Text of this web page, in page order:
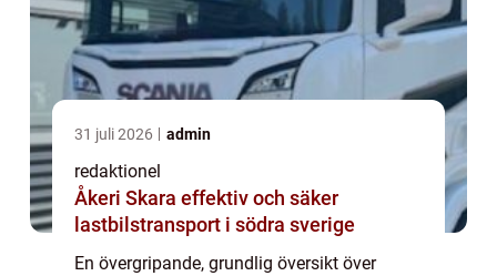
31 juli 2026 admin
redaktionel
Åkeri Skara effektiv och säker
lastbilstransport i södra sverige
En övergripande, grundlig översikt över